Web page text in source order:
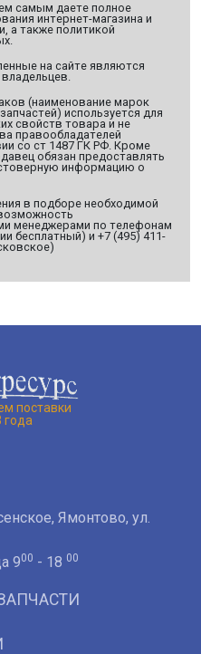
самым даете полное
интернет-магазина и
а также политикой
на сайте являются
(наименование марок
используется для
свойств товара и не
правообладателей
со ст 1487 ГК РФ. Кроме
обязан предоставлять
информацию о
в подборе необходимой
менеджерами по телефонам
бесплатный) и +7 (495) 411-
поставки
года
Ямонтово, ул.
900 - 18 00